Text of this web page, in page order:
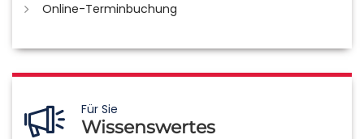
Online-Terminbuchung
Für Sie
Wissenswertes